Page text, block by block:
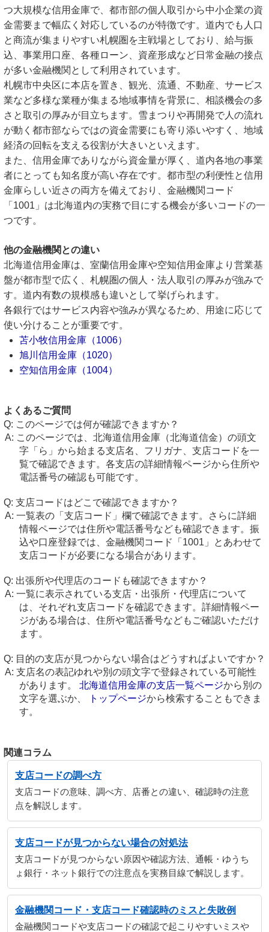
つ大規模な信用金庫で、都市部の個人取引から中小企業の資
金需要まで幅広く対応しているのが特徴です。道内でも人口
と商流が集まりやすい札幌圏を主戦場としており、給与振
込、事業用口座、各種ローン、資産形成など日常金融の接点
が多い金融機関として利用されています。
札幌市中央区に本店を置き、観光、流通、不動産、サービス
業など多様な業種が集まる地域事情を背景に、相談機会の多
さと取引の厚みが目立ちます。雪まつりや再開発で人の流れ
が動く都市部ならではの資金需要にも寄り添いやすく、地域
経済の回転を支える役割が大きいといえます。
また、信用金庫でありながら資金量が厚く、道内各地の事業
者にとっても知名度が高い存在です。都市型の利便性と信用
金庫らしい近さの両方を備えており、金融機関コード
「1001」は北海道内の実務で目にする機会が多いコードの一
つです。
他の金融機関との違い
北海道信用金庫は、室蘭信用金庫や空知信用金庫より営業基
盤が都市型で広く、札幌圏の個人・法人取引の厚みが強みで
す。道内有数の規模感も違いとして挙げられます。
各銀行ではサービス内容や強みが異なるため、用途に応じて
使い分けることが重要です。
苫小牧信用金庫（1006）
旭川信用金庫（1020）
空知信用金庫（1004）
よくあるご質問
このページでは何が確認できますか？
このページでは、北海道信用金庫（北海道信金）の頭文
字「ら」から始まる支店名、フリガナ、支店コードを一
覧で確認できます。各支店の詳細情報ページから住所や
電話番号の確認も可能です。
支店コードはどこで確認できますか？
一覧表の「支店コード」欄で確認できます。さらに詳細
情報ページでは住所や電話番号なども確認できます。振
込や口座登録では、金融機関コード「1001」とあわせて
支店コードが必要になる場合があります。
出張所や代理店のコードも確認できますか？
一覧に表示されている支店・出張所・代理店について
は、それぞれ支店コードを確認できます。詳細情報ペー
ジがある場合は、住所や電話番号などもご確認いただけ
ます。
目的の支店が見つからない場合はどうすればよいですか？
支店名の表記ゆれや別の頭文字で登録されている可能性
があります。 北海道信用金庫の支店一覧ページから別の
文字を選ぶか、
トップページから検索することもできま
す。
関連コラム
支店コードの調べ方
支店コードの意味、調べ方、店番との違い、確認時の注意
点を解説します。
支店コードが見つからない場合の対処法
支店コードが見つからない原因や確認方法、通帳・ゆうち
ょ銀行・ネット銀行での注意点を実務目線で解説します。
金融機関コード・支店コード確認時のミスと失敗例
金融機関コードや支店コードの確認で起こりやすいミスや